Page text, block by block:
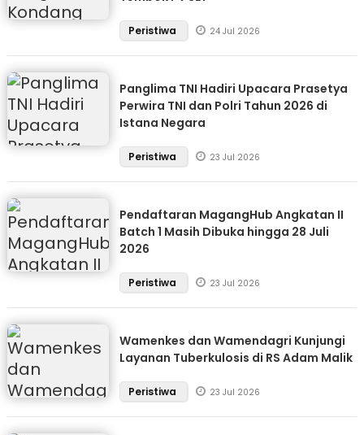
Peristiwa 24 Jul 2026
Panglima TNI Hadiri Upacara Prasetya
Perwira TNI dan Polri Tahun 2026 di
Istana Negara
Peristiwa 23 Jul 2026
Pendaftaran MagangHub Angkatan II
Batch 1 Masih Dibuka hingga 28 Juli
2026
Peristiwa 23 Jul 2026
Wamenkes dan Wamendagri Kunjungi
Layanan Tuberkulosis di RS Adam Malik
Peristiwa 23 Jul 2026